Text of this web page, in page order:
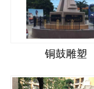
铜鼓雕塑